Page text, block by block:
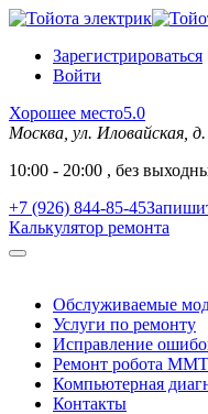
Зарегистрироваться
Войти
Хорошее место5.0
Москва, ул. Иловайская,
10:00 - 20:00 , без
+7 (926) 844-85-45
Калькулятор ремонта
Обслуживаемые
Услуги по ремонту
Исправление
Ремонт робота MMT
Компьютерная
Контакты